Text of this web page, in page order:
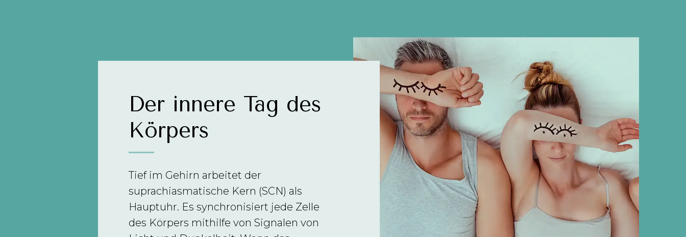
Der innere Tag des
Körpers
Tief im Gehirn arbeitet der
suprachiasmatische Kern (SCN) als
Hauptuhr. Es synchronisiert jede Zelle
des Körpers mithilfe von Signalen von